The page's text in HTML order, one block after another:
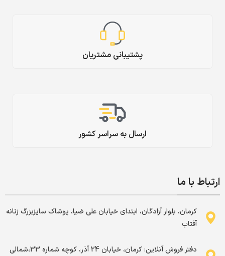
پشتیبانی مشتریان
ارسال به سراسر کشور
ارتباط با ما
کرمان، بلوار آزادگان، ابتدای خیابان علی ضیا، پوشاک سایزبزرگ زنانه
آفتاب
دفتر فروش آنلاین: کرمان، خیابان 24 آذر، کوچه شماره 33،شمالی